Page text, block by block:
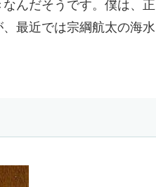
んだそうです。僕は、正
最近では宗綱航太の海水